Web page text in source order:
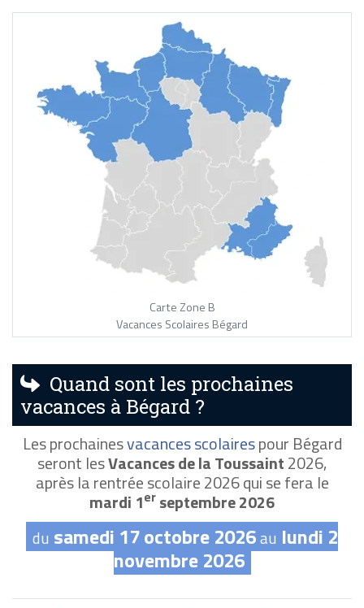
Carte Zone B
Vacances Scolaires Bégard
Quand sont les prochaines
vacances à Bégard ?
Les prochainesvacances scolairespour Bégard
seront lesVacances de la Toussaint2026,
après la rentrée scolaire 2026 qui se fera le
mardi 1er septembre 2026
du samedi 17 octobre 2026au lundi 2
novembre 2026